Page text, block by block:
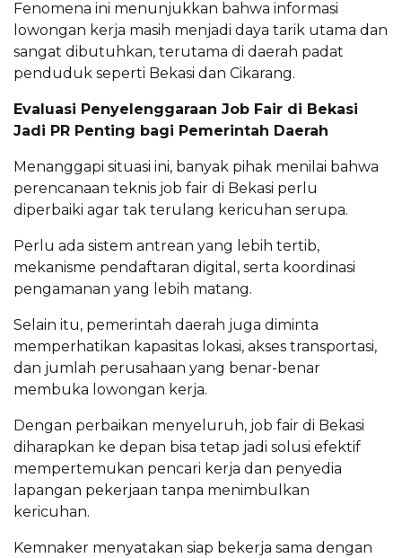
Fenomena ini menunjukkan bahwa informasi
lowongan kerja masih menjadi daya tarik utama dan
sangat dibutuhkan, terutama di daerah padat
penduduk seperti Bekasi dan Cikarang.
Evaluasi Penyelenggaraan Job Fair di Bekasi
Jadi PR Penting bagi Pemerintah Daerah
Menanggapi situasi ini, banyak pihak menilai bahwa
perencanaan teknis job fair di Bekasi perlu
diperbaiki agar tak terulang kericuhan serupa.
Perlu ada sistem antrean yang lebih tertib,
mekanisme pendaftaran digital, serta koordinasi
pengamanan yang lebih matang.
Selain itu, pemerintah daerah juga diminta
memperhatikan kapasitas lokasi, akses transportasi,
dan jumlah perusahaan yang benar-benar
membuka lowongan kerja.
Dengan perbaikan menyeluruh, job fair di Bekasi
diharapkan ke depan bisa tetap jadi solusi efektif
mempertemukan pencari kerja dan penyedia
lapangan pekerjaan tanpa menimbulkan
kericuhan.
Kemnaker menyatakan siap bekerja sama dengan